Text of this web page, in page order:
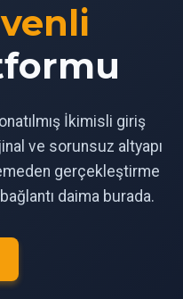
İkimisli giriş
ve sorunsuz altyapı
gerçekleştirme
daima burada.